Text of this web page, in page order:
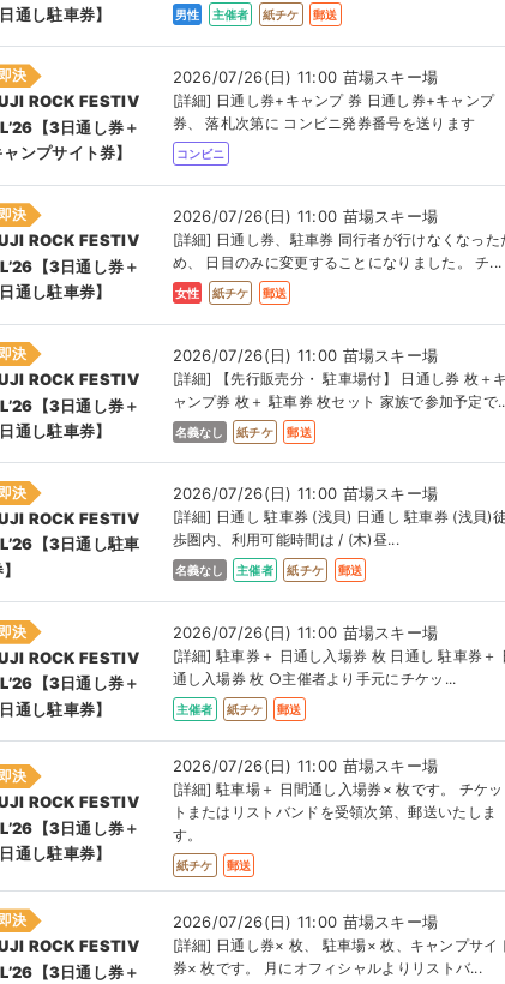
通し駐車券】
男性 主催者 紙チケ 郵送
決
ROCK FESTIV
【3日通し券＋
ャンプサイト券】
2026/07/26(日) 11:00 苗場スキー場
[詳細] 日通し券+キャンプ 券 日通し券+キャンプ
券、 落札次第に コンビニ発券番号を送ります
コンビニ
決
ROCK FESTIV
【3日通し券＋
通し駐車券】
2026/07/26(日) 11:00 苗場スキー場
[詳細] 日通し券、駐車券 同行者が行けなくなった
め、 日目のみに変更することになりました。 チ...
女性 紙チケ 郵送
決
ROCK FESTIV
【3日通し券＋
通し駐車券】
2026/07/26(日) 11:00 苗場スキー場
[詳細] 【先行販売分・ 駐車場付】 日通し券 枚＋キ
ャンプ券 枚＋ 駐車券 枚セット 家族で参加予定で
名義なし 紙チケ 郵送
即決
ROCK FESTIV
【3日通し駐車
2026/07/26(日) 11:00 苗場スキー場
[詳細] 日通し 駐車券 (浅貝) 日通し 駐車券 (浅貝)徒
歩圏内、利用可能時間は / (木)昼...
名義なし 主催者 紙チケ 郵送
決
ROCK FESTIV
【3日通し券＋
通し駐車券】
2026/07/26(日) 11:00 苗場スキー場
[詳細] 駐車券＋ 日通し入場券 枚 日通し 駐車券＋
通し入場券 枚 ○主催者より手元にチケッ...
主催者 紙チケ 郵送
決
ROCK FESTIV
【3日通し券＋
通し駐車券】
2026/07/26(日) 11:00 苗場スキー場
[詳細] 駐車場＋ 日間通し入場券× 枚です。 チケッ
トまたはリストバンドを受領次第、郵送いたしま
す。
紙チケ 郵送
決
ROCK FESTIV
【3日通し券＋
2026/07/26(日) 11:00 苗場スキー場
[詳細] 日通し券× 枚、 駐車場× 枚、キャンプサイ
券× 枚です。 月にオフィシャルよりリストバ...